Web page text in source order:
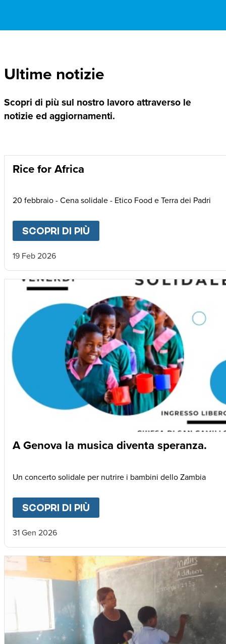
Ultime notizie
Scopri di più sul nostro lavoro attraverso le
notizie ed aggiornamenti.
Rice for Africa
20 febbraio - Cena solidale - Etico Food e Terra dei Padri
SCOPRI DI PIÙ
19 Feb 2026
A Genova la musica diventa speranza.
Un concerto solidale per nutrire i bambini dello Zambia
SCOPRI DI PIÙ
31 Gen 2026